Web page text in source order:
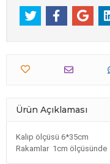
Ürün Açıklaması
Kalıp ölçüsü 6*35cm
Rakamlar 1cm ölçüsünde